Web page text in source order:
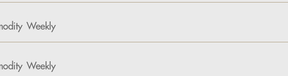
Weekly
Weekly